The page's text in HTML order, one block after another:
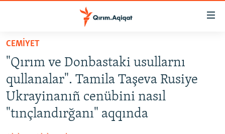
Esas
qaytmaq
Baş
navigatsiyağa
qaytmaq
Qıdıruvğa
HABERLER
SİYASET
İQTİSADİYAT
CEMİYET
CEMİYET
"Qırım ve Donbastaki usullarnı
qullanalar". Tamila Taşeva Rusiye
Ukrayinanıñ cenübini nasıl
"tınçlandırğanı" aqqında